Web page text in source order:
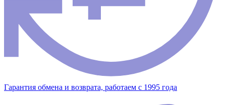
Гарантия обмена и возврата, работаем с 1995 года